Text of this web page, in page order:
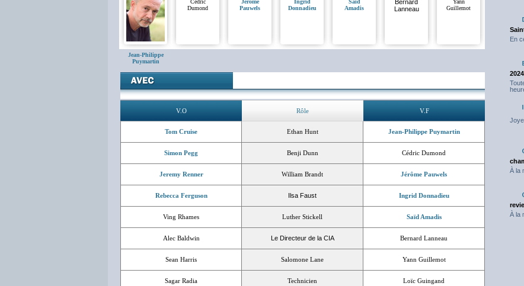
Jean-Philippe
Puymartin
Cédric
Dumond
Jérôme
Pauwels
Ingrid
Donnadieu
Saïd
Amadis
Bernard
Lanneau
Yann
Guillemot
V.O Rôle V.F
Tom Cruise Ethan Hunt Jean-Philippe Puymartin
Simon Pegg Benji Dunn Cédric Dumond
Jeremy Renner William Brandt Jérôme Pauwels
Rebecca Ferguson Ilsa Faust Ingrid Donnadieu
Ving Rhames Luther Stickell Saïd Amadis
Alec Baldwin Le Directeur de la CIA Bernard Lanneau
Sean Harris Salomone Lane Yann Guillemot
Sagar Radia Technicien Loïc Guingand
En
À la
À la